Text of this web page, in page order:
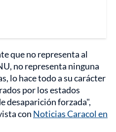
que no representa al
no representa ninguna
lo hace todo a su carácter
por los estados
desaparición forzada",
con Noticias Caracol en